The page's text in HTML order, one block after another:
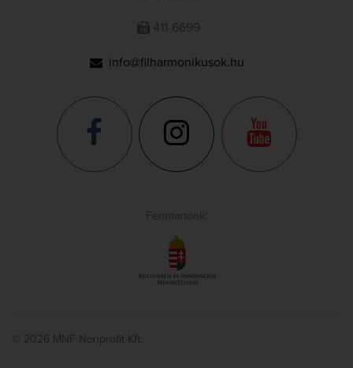
411-6699
info@filharmonikusok.hu
Fenntartónk:
© 2026 MNF Nonprofit Kft.